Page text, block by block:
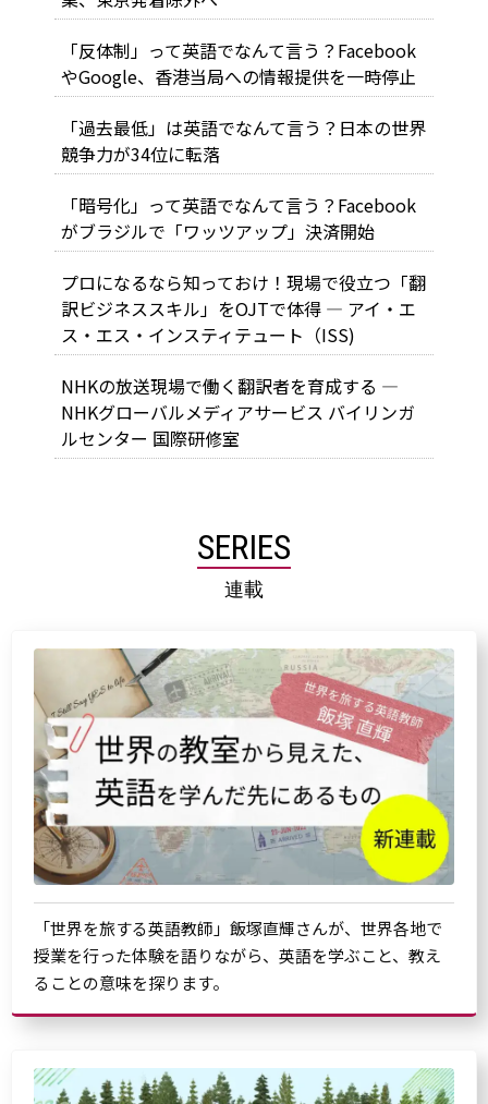
「反体制」って英語でなんて言う？Facebook
やGoogle、香港当局への情報提供を一時停止
「過去最低」は英語でなんて言う？日本の世界
競争力が34位に転落
「暗号化」って英語でなんて言う？Facebook
がブラジルで「ワッツアップ」決済開始
プロになるなら知っておけ！現場で役立つ「翻
訳ビジネススキル」をOJTで体得 ― アイ・エ
ス・エス・インスティテュート（ISS)
NHKの放送現場で働く翻訳者を育成する ―
NHKグローバルメディアサービス バイリンガ
ルセンター 国際研修室
SERIES
連載
「世界を旅する英語教師」飯塚直輝さんが、世界各地で
授業を行った体験を語りながら、英語を学ぶこと、教え
ることの意味を探ります。